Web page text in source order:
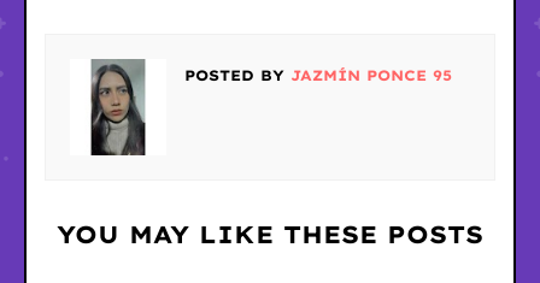
POSTED BY JAZMÍN PONCE 95
YOU MAY LIKE THESE POSTS